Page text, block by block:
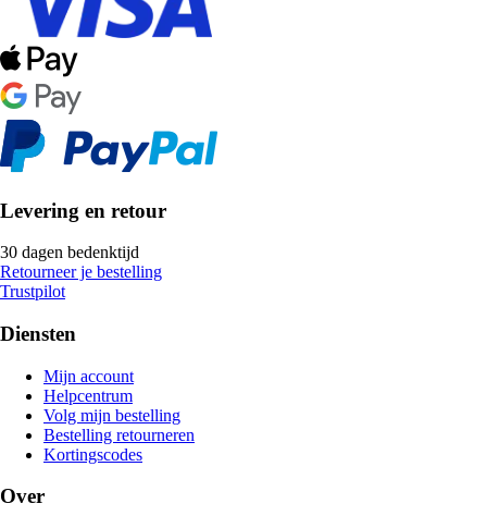
Levering en retour
30 dagen bedenktijd
Retourneer je bestelling
Trustpilot
Diensten
Mijn account
Helpcentrum
Volg mijn bestelling
Bestelling retourneren
Kortingscodes
Over